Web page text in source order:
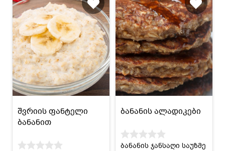
შვრიის ფანტელი
ბანანით
ბანანის ალადიკები
ბანანის ჯანსაღი საუზმე